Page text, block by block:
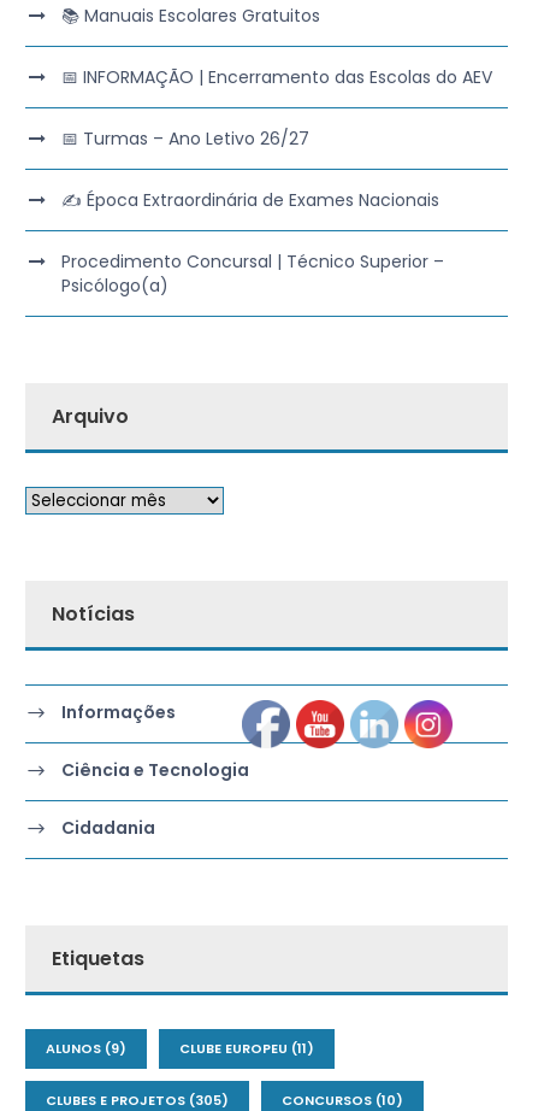
📚 Manuais Escolares Gratuitos
📅 INFORMAÇÃO | Encerramento das Escolas do AEV
📅 Turmas – Ano Letivo 26/27
✍️ Época Extraordinária de Exames Nacionais
Procedimento Concursal | Técnico Superior –
Psicólogo(a)
Arquivo
Notícias
Informações
Ciência e Tecnologia
Cidadania
Etiquetas
ALUNOS(9) CLUBE EUROPEU (11)
CLUBES E PROJETOS(305) CONCURSOS(10)